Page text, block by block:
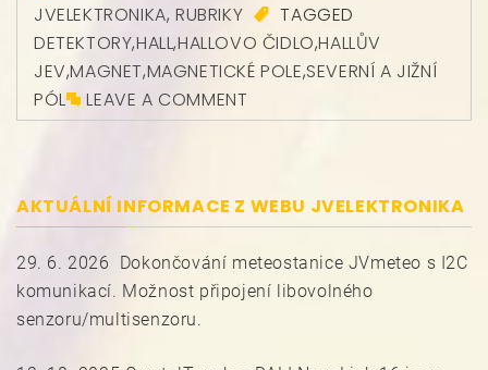
JVELEKTRONIKA,RUBRIKY
TAGGED
DETEKTORY,HALL,HALLOVO ČIDLO,HALLŮV
JEV,MAGNET,MAGNETICKÉ POLE,SEVERNÍ A JIŽNÍ
PÓL
LEAVE A COMMENT
AKTUÁLNÍ INFORMACE Z WEBU JVELEKTRONIKA
29. 6. 2026 Dokončování meteostanice JVmeteo s I2C
komunikací. Možnost připojení libovolného
senzoru/multisenzoru.